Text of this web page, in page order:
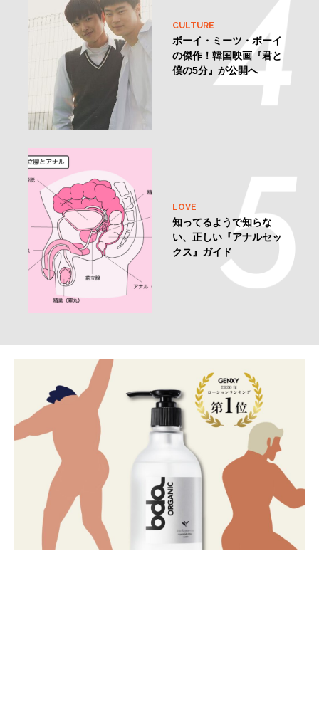
CULTURE
ボーイ・ミーツ・ボーイ
の傑作！韓国映画『君と
僕の5分』が公開へ
LOVE
知ってるようで知らな
い、正しい『アナルセッ
クス』ガイド